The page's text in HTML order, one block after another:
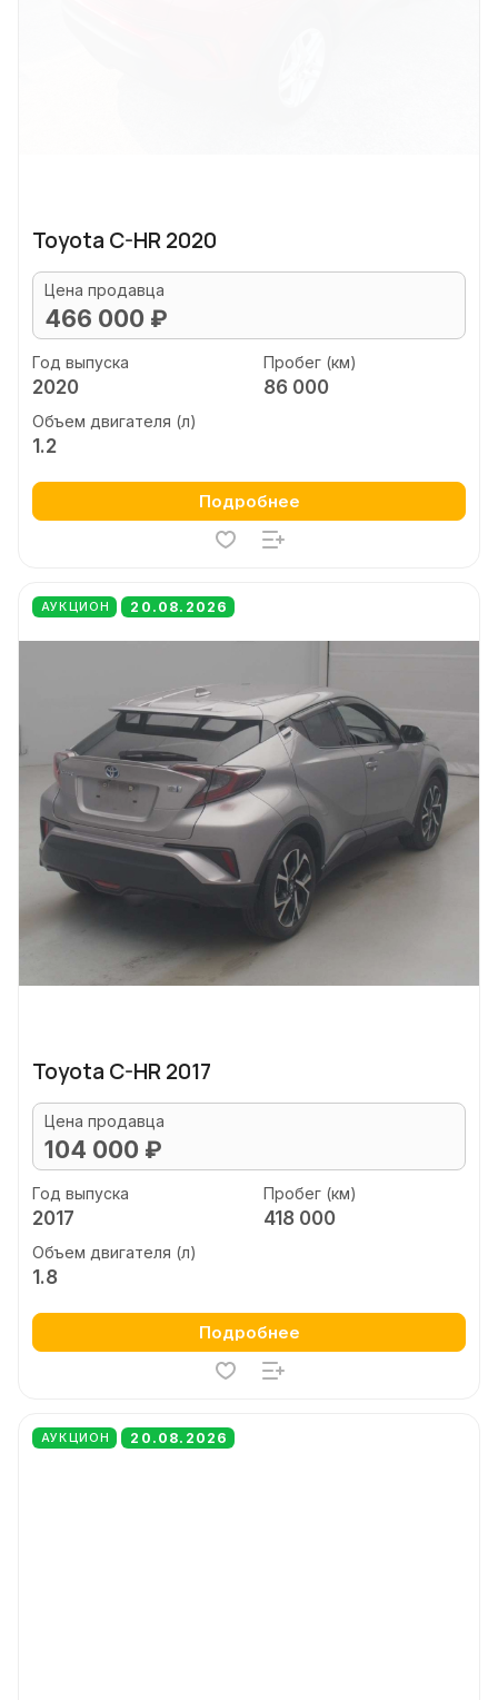
Toyota C-HR 2020
Цена продавца
466 000 ₽
Год выпуска
2020
Пробег (км)
86 000
Объем двигателя (л)
1.2
Подробнее
АУКЦИОН 20.08.2026
Toyota C-HR 2017
Цена продавца
104 000 ₽
Год выпуска
2017
Пробег (км)
418 000
Объем двигателя (л)
1.8
Подробнее
АУКЦИОН 20.08.2026